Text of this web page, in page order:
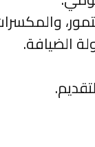
الضيافة.